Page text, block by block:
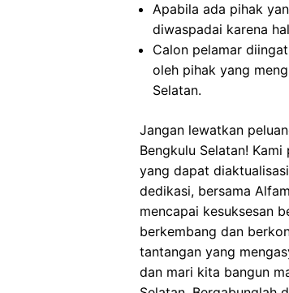
Apabila ada pihak
diwaspadai karena
Calon pelamar
oleh pihak yang
Selatan.
Jangan lewatkan
Bengkulu Selatan!
yang dapat
dedikasi, bersama
mencapai kesuksesan
berkembang dan
tantangan yang
dan mari kita bangun